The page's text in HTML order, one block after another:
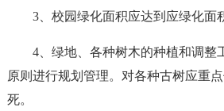
3、校园绿化面积应达到应绿化面
4、绿地、各种树木的种植和调整
原则进行规划管理。对各种古树应重
死。